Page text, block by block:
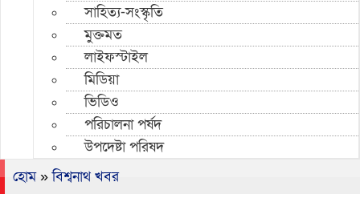
সাহিত্য-সংস্কৃতি
মুক্তমত
লাইফস্টাইল
মিডিয়া
ভিডিও
পরিচালনা পর্ষদ
উপদেষ্টা পরিষদ
হোম»বিশ্বনাথ খবর